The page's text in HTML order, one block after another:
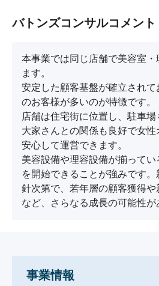
バトンズコンサルコメント
本事業では同じ店舗で美容室
ます。
安定した顧客基盤が確立されて
のお客様が多いのが特徴です。
店舗は住宅街に位置し、駐車場
大家さんとの関係も良好で女
安心して運営できます。
美容設備や理容設備が揃って
を開始できることが強みです
針次第で、若年層の顧客獲得や
など、さらなる成長の可能性が
事業情報